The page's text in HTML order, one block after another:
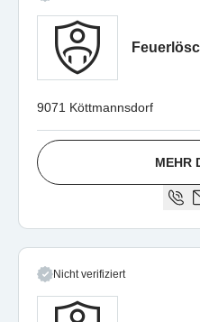
9071 Köttmannsdorf
MEHR
Nicht verifiziert